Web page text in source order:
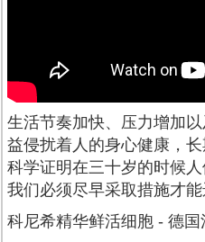
生活节奏加快、压力增加
益侵扰着人的身心健康，
科学证明在三十岁的时候
我们必须尽早采取措施才
科尼希精华鲜活细胞 - 德